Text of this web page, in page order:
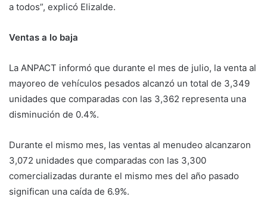
a todos”, explicó Elizalde.
Ventas a lo baja
La ANPACT informó que durante el mes de julio, la venta al
mayoreo de vehículos pesados alcanzó un total de 3,349
unidades que comparadas con las 3,362 representa una
disminución de 0.4%.
Durante el mismo mes, las ventas al menudeo alcanzaron
3,072 unidades que comparadas con las 3,300
comercializadas durante el mismo mes del año pasado
significan una caída de 6.9%.